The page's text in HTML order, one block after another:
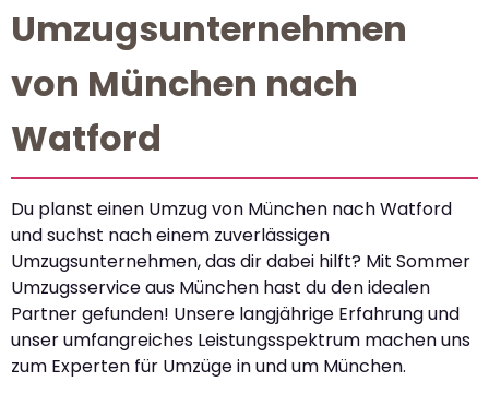
Umzugsunternehmen
von München nach
Watford
Du planst einen Umzug von München nach Watford
und suchst nach einem zuverlässigen
Umzugsunternehmen, das dir dabei hilft? Mit Sommer
Umzugsservice aus München hast du den idealen
Partner gefunden! Unsere langjährige Erfahrung und
unser umfangreiches Leistungsspektrum machen uns
zum Experten für Umzüge in und um München.